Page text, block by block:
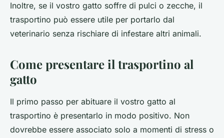
Inoltre, se il vostro gatto soffre di pulci o zecche, il
trasportino può essere utile per portarlo dal
veterinario senza rischiare di infestare altri animali.
Come presentare il trasportino al
gatto
Il primo passo per abituare il vostro gatto al
trasportino è presentarlo in modo positivo. Non
dovrebbe essere associato solo a momenti di stress o